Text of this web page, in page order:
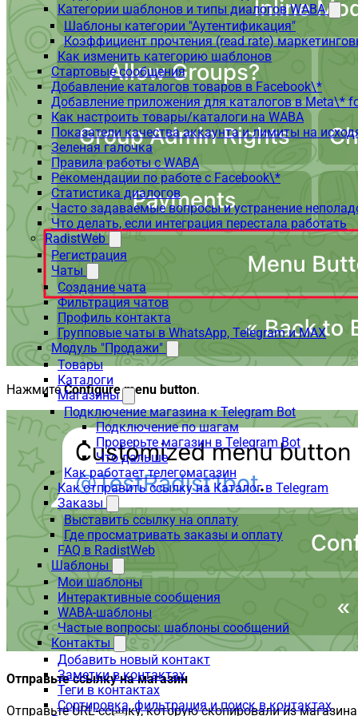
Категории шаблонов и типы диалогов WABA
Шаблоны категории "Аутентификация"
Коэффициент прочтения (read rate)
Как изменить категорию шаблонов
Стартовые сообщения
Добавление каталогов товаров в Facebook\*
Добавление приложения для каталогов в Meta\*
Как настроить товары/каталоги на WABA
Показатели качества аккаунта и лимиты на
Зеленая галочка
Правила работы с WABA
Рекомендации по работе с Facebook\*
Статистика диалогов
Часто задаваемые вопросы и устранение
Что делать, если интеграция перестала работать
RadistWeb
Регистрация
Чаты
Создание чата
Фильтрация чатов
Профиль контакта
Групповые чаты в WhatsApp, Telegram и MAX
Модуль "Продажи"
Товары
Каталоги
Магазины
Подключение магазина к Telegram Bot
Подключение по шагам
Проверьте магазин в Telegram Bot
Что дальше
Как работает телегомагазин
Как отправить ссылку на Каталог в Telegram
Заказы
Выставить ссылку на оплату
Где просматривать заказы и оплату
FAQ в RadistWeb
Шаблоны
Мои шаблоны
Интерактивные сообщения
WABA-шаблоны
Частые вопросы: шаблоны сообщений
Контакты
Добавить новый контакт
Заметки в контактах
Теги в контактах
Сортировка, фильтрация и поиск в контактах
НажмитеConfigure menu button.
Отправьте ссылку на магазин
Отправьте URL-ссылку, которую скопировали из магазина